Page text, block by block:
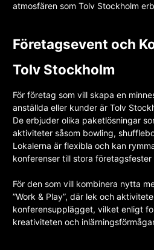
atmosfären som Tolv Stockholm
Företagsevent och
Tolv Stockholm
För företag som vill skapa en
anställda eller kunder är Tolv
De erbjuder olika paketlösningar
aktiviteter såsom bowling,
Lokalerna är flexibla och kan
konferenser till stora
För den som vill kombinera nytta
”Work & Play”, där lek och
konferensupplägget, vilket enligt
kreativiteten och